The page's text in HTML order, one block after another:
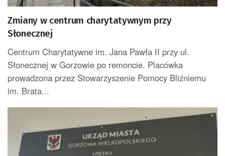
Zmiany w centrum charytatywnym przy
Słonecznej
Centrum Charytatywne im. Jana Pawła II przy ul.
Słonecznej w Gorzowie po remoncie. Placówka
prowadzona przez Stowarzyszenie Pomocy Bliźniemu
im. Brata...